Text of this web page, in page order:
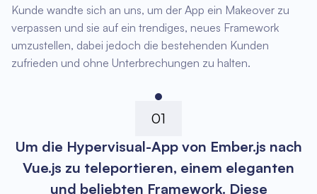
Kunde wandte sich an uns, um der App ein Makeover zu
verpassen und sie auf ein trendiges, neues Framework
umzustellen, dabei jedoch die bestehenden Kunden
zufrieden und ohne Unterbrechungen zu halten.
01
Um die Hypervisual-App von Ember.js nach
Vue.js zu teleportieren, einem eleganten
und beliebten Framework. Diese